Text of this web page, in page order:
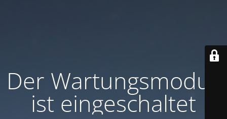
Der Wartungsmodus
ist eingeschaltet